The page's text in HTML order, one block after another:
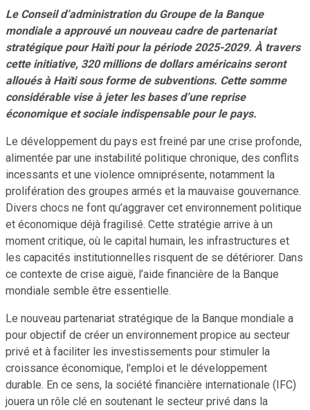
Le Conseil d’administration du Groupe de la Banque
mondiale a approuvé un nouveau cadre de partenariat
stratégique pour Haïti pour la période 2025-2029. À travers
cette initiative, 320 millions de dollars américains seront
alloués à Haïti sous forme de subventions. Cette somme
considérable vise à jeter les bases d’une reprise
économique et sociale indispensable pour le pays.
Le développement du pays est freiné par une crise profonde,
alimentée par une instabilité politique chronique, des conflits
incessants et une violence omniprésente, notamment la
prolifération des groupes armés et la mauvaise gouvernance.
Divers chocs ne font qu’aggraver cet environnement politique
et économique déjà fragilisé. Cette stratégie arrive à un
moment critique, où le capital humain, les infrastructures et
les capacités institutionnelles risquent de se détériorer. Dans
ce contexte de crise aiguë, l’aide financière de la Banque
mondiale semble être essentielle.
Le nouveau partenariat stratégique de la Banque mondiale a
pour objectif de créer un environnement propice au secteur
privé et à faciliter les investissements pour stimuler la
croissance économique, l’emploi et le développement
durable. En ce sens, la société financière internationale (IFC)
jouera un rôle clé en soutenant le secteur privé dans la